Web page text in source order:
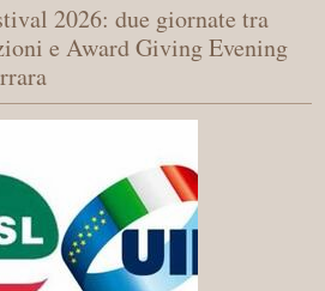
2026: due giornate tra
e Award Giving Evening